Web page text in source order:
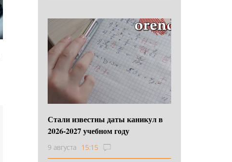
Стали известны даты каникул в
2026-2027 учебном году
9 августа 15:15